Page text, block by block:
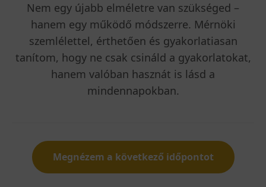
Nem egy újabb elméletre van szükséged –
hanem egy működő módszerre. Mérnöki
szemlélettel, érthetően és gyakorlatiasan
tanítom, hogy ne csak csináld a gyakorlatokat,
hanem valóban hasznát is lásd a
mindennapokban.
Megnézem a következő időpontot